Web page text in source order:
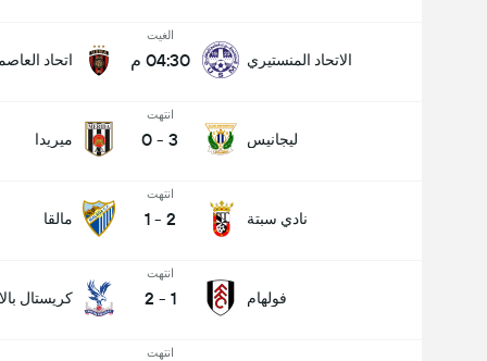
الاتحاد المنستيري
الغيت
04:30 م اتحاد
ليجانيس
انتهت
3
-
0 ميريدا
نادي سبتة
انتهت
2
-
1 مالقا
فولهام
انتهت
1
-
2 كريستال
انتهت